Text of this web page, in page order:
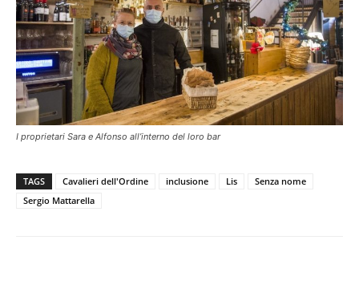
I proprietari Sara e Alfonso all’interno del loro bar
TAGS Cavalieri dell'Ordine inclusione Lis
Senza nome
Sergio Mattarella